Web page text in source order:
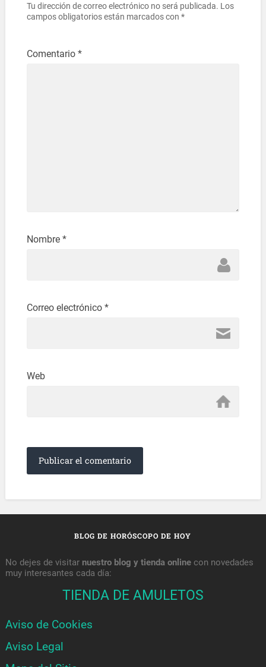
Tu dirección de correo electrónico no será publicada. Los
campos obligatorios están marcados con *
Comentario *
Nombre *
Correo electrónico *
Web
BLOG DE HORÓSCOPO DE HOY
No dejes de visitar nuestro blog y tienda onlinecon novedades
muy interesantes cada día:
TIENDA DE AMULETOS
Aviso de Cookies
Aviso Legal